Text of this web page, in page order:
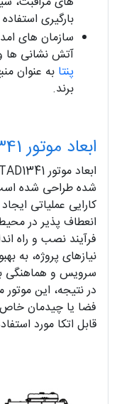
بارگیری
سازمان های
آتش نشانی ها و
پنتا به عنوان
برند.
ابعاد موتور TAD1341 دیزل ژنراتور ولوو
شده طراحی شده
کارایی عملیاتی
انعطاف پذیر در
فرآیند نصب و راه
نیازهای پروژه، به
سرویس و هماهنگی
در نتیجه، این
فضا یا چیدمان خاص
قابل اتکا مورد